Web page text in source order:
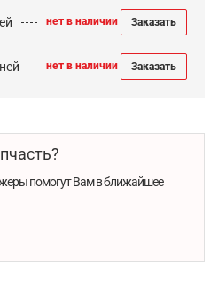
нет в наличии Заказать
нет в наличии Заказать
помогут Вам в ближайшее